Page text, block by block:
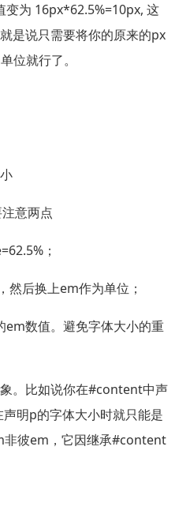
变为 16px*62.5%=10px, 这
是说只需要将你的原来的px
位就行了。
意两点
；
然后换上em作为单位；
em数值。避免字体大小的重
。比如说你在#content中声
明p的字体大小时就只能是
非彼em，它因继承#content